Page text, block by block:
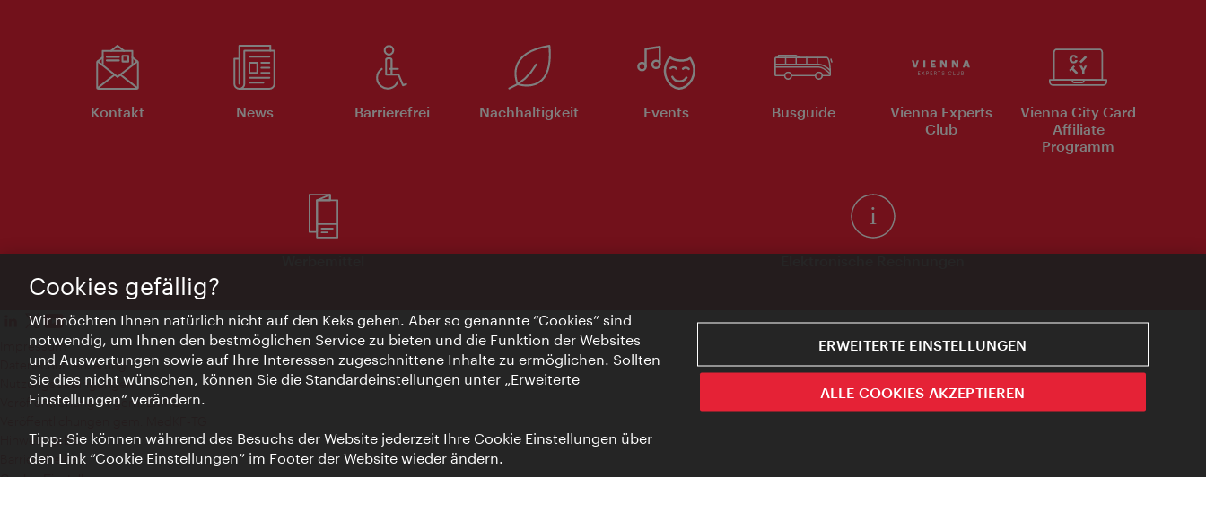
Kontakt News Barrierefrei Nachhaltigkeit Events Busguide
Vienna Experts
Club
Vienna City Card
Affiliate
Programm
Impressum
Datenschutzerklärung
Nutzungsbedingungen
Veröffentlichungen gem. EMFG
Hinweis geben
Barrierefreiheit
Cookie Einstellungen
Cookies gefällig?
Wir möchten Ihnen natürlich nicht auf den Keks gehen. Aber so genannte “Cookies” sind
notwendig, um Ihnen den bestmöglichen Service zu bieten und die Funktion der Websites
und Auswertungen sowie auf Ihre Interessen zugeschnittene Inhalte zu ermöglichen. Sollten
Sie dies nicht wünschen, können Sie die Standardeinstellungen unter „Erweiterte
Einstellungen“ verändern.
Tipp: Sie können während des Besuchs der Website jederzeit Ihre Cookie Einstellungen über
den Link “Cookie Einstellungen” im Footer der Website wieder ändern.
ERWEITERTE EINSTELLUNGEN
ALLE COOKIES AKZEPTIEREN